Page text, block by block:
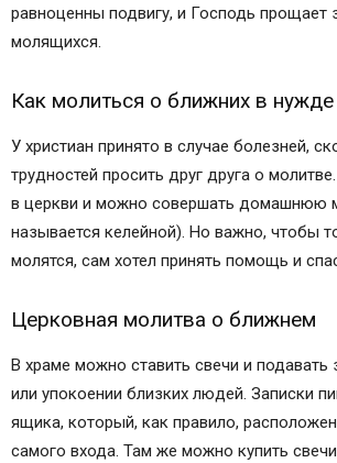
Авторизуйтесь
Неверующие близкие
Как молиться за некрещеных живых и
Особенности молитвы за
людей
Молитва за некрещенных младенцев
Молитва за некрещенных усопших
Какие именно молитвы читать за
Молитва за неверующих умерших
Можно ли молиться за умершего,
атеист?
Отвечает священник Афанасий
насельник Сретенского монастыря:
равноценны подвигу, и Господь прощает
молящихся.
Как молиться о ближних в нужде
У христиан принято в случае болезней,
трудностей просить друг друга о
в церкви и можно совершать домашнюю
называется келейной). Но важно, чтобы
молятся, сам хотел принять помощь и
Церковная молитва о ближнем
В храме можно ставить свечи и подавать
или упокоении близких людей. Записки
ящика, который, как правило,
самого входа. Там же можно купить